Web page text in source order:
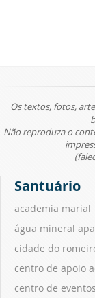
Os textos, fotos,
Não reproduza o
Santuário
academia marial
água mineral
cidade do
centro de apoio
centro de